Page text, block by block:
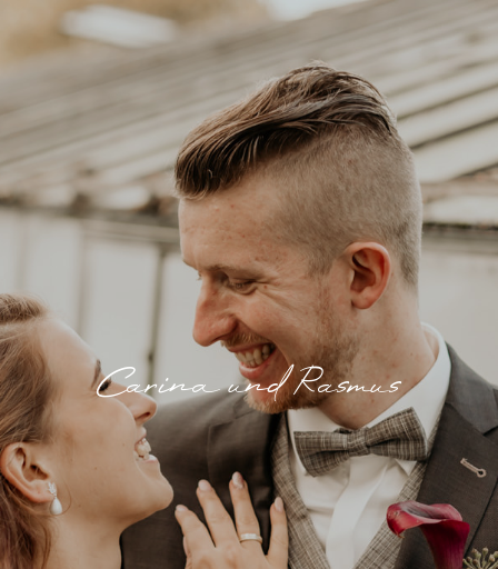
Carina und Rasmus